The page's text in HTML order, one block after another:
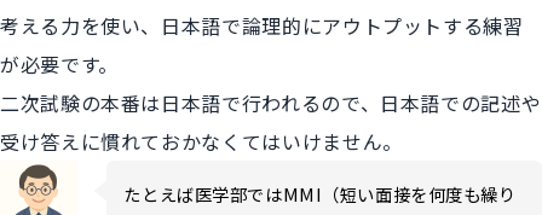
考える力を使い、日本語で論理的にアウトプットする練習
が必要です。
二次試験の本番は日本語で行われるので、日本語での記述や
受け答えに慣れておかなくてはいけません。
たとえば医学部ではMMI（短い面接を何度も繰り